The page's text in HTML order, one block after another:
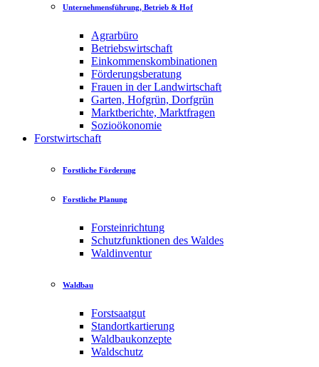
Unternehmensführung, Betrieb & Hof
Agrarbüro
Betriebswirtschaft
Einkommenskombinationen
Förderungsberatung
Frauen in der Landwirtschaft
Garten, Hofgrün, Dorfgrün
Marktberichte, Marktfragen
Sozioökonomie
Forstwirtschaft
Forstliche Förderung
Forstliche Planung
Forsteinrichtung
Schutzfunktionen des Waldes
Waldinventur
Waldbau
Forstsaatgut
Standortkartierung
Waldbaukonzepte
Waldschutz